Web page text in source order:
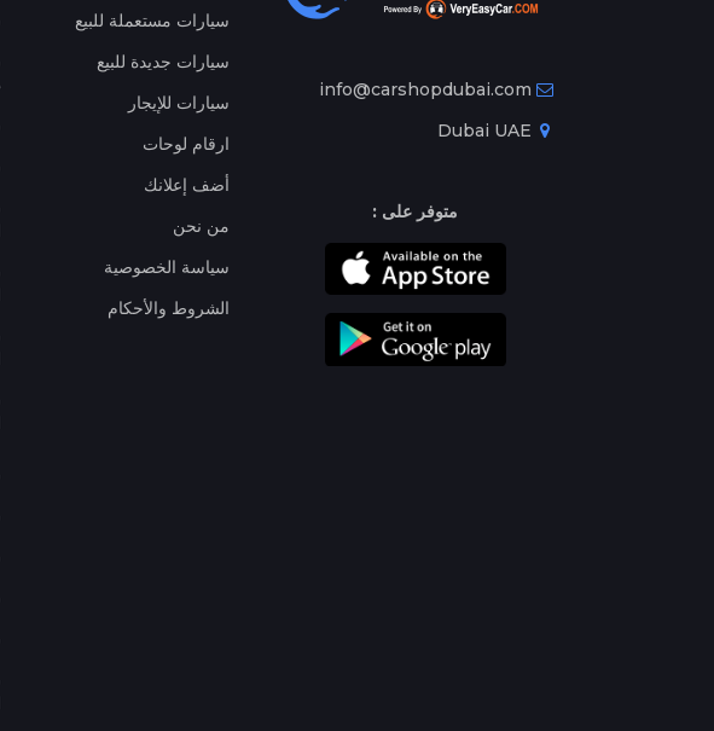
info@carshopdubai.com
متوفر على :
سيارات مستعملة للبيع
سيارات جديدة للبيع
سيارات للإيجار
ارقام لوحات
أضف إعلانك
من نحن
سياسة الخصوصية
الشروط والأحكام